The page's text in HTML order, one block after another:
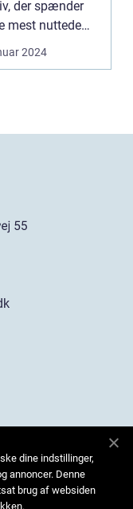
der spænder
mest nuttede
og...
2024
dine indstillinger,
annoncer. Denne
brug af websiden